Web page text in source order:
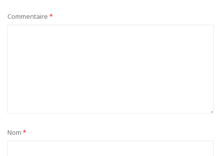
Commentaire *
Nom *